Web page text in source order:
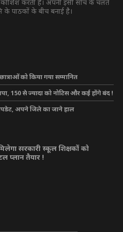
करती है। अपनी इसी सोच के चलते
पाठकों के बीच बनाई है।
को किया गया सम्मानित
150 से ज्यादा को नोटिस और कई होंगे बंद !
अपने जिले का जाने हाल
सरकारी स्कूल शिक्षकों को
प्लान तैयार !